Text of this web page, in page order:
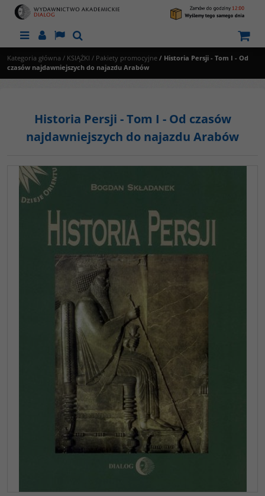
MenuPanelLangSzukaj
Kategoria główna / KSIĄŻKI / Pakiety promocyjne / Historia Persji - Tom I - Od
czasów najdawniejszych do najazdu Arabów
Historia Persji - Tom I - Od czasów
najdawniejszych do najazdu Arabów